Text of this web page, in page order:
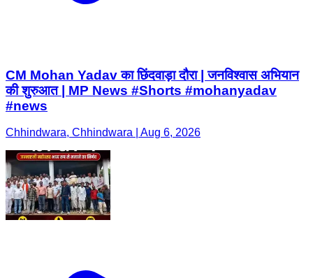
CM Mohan Yadav का छिंदवाड़ा दौरा | जनविश्वास अभियान
की शुरुआत | MP News #Shorts #mohanyadav
#news
Chhindwara, Chhindwara | Aug 6, 2026